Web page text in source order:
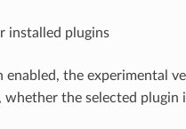
installed plugins
the experimental
the selected plugin